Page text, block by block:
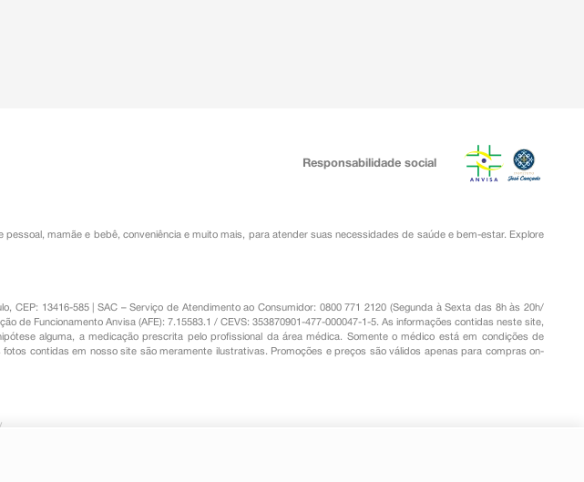
Responsabilidade social
pessoal ,mamãe e bebê, conveniênciae muito mais, para atender suas necessidades de saúde e bem-estar. Explore
CEP: 13416-585 | SAC – Serviço de Atendimento ao Consumidor: 0800 771 2120 (Segunda à Sexta das 8h às 20h/
de Funcionamento Anvisa (AFE): 7.15583.1 / CEVS: 353870901-477-000047-1-5. As informações contidas neste site,
alguma, a medicação prescrita pelo profissional da área médica. Somente o médico está em condições de
contidas em nosso site são meramente ilustrativas. Promoções e preços são válidos apenas para compras on-